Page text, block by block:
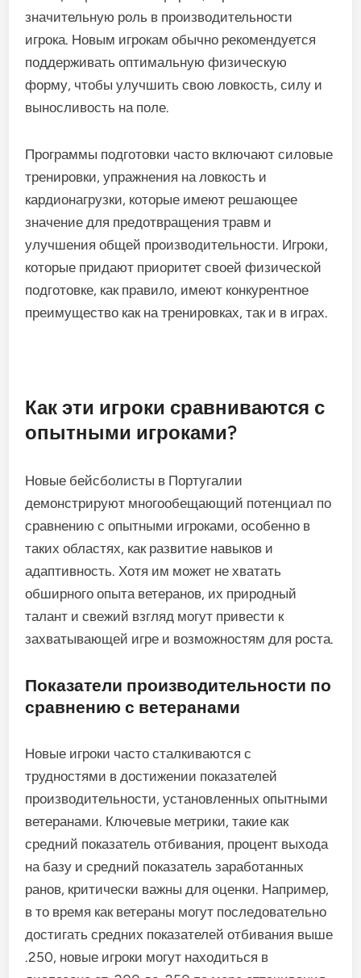
значительную роль в производительности
игрока. Новым игрокам обычно рекомендуется
поддерживать оптимальную физическую
форму, чтобы улучшить свою ловкость, силу и
выносливость на поле.
Программы подготовки часто включают силовые
тренировки, упражнения на ловкость и
кардионагрузки, которые имеют решающее
значение для предотвращения травм и
улучшения общей производительности. Игроки,
которые придают приоритет своей физической
подготовке, как правило, имеют конкурентное
преимущество как на тренировках, так и в играх.
Как эти игроки сравниваются с
опытными игроками?
Новые бейсболисты в Португалии
демонстрируют многообещающий потенциал по
таких областях, как развитие навыков и
адаптивность. Хотя им может не хватать
талант и свежий взгляд могут привести к
захватывающей игре и возможностям для роста.
Показатели производительности по
сравнению с ветеранами
Новые игроки часто сталкиваются с
трудностями в достижении показателей
производительности, установленных опытными
ветеранами. Ключевые метрики, такие как